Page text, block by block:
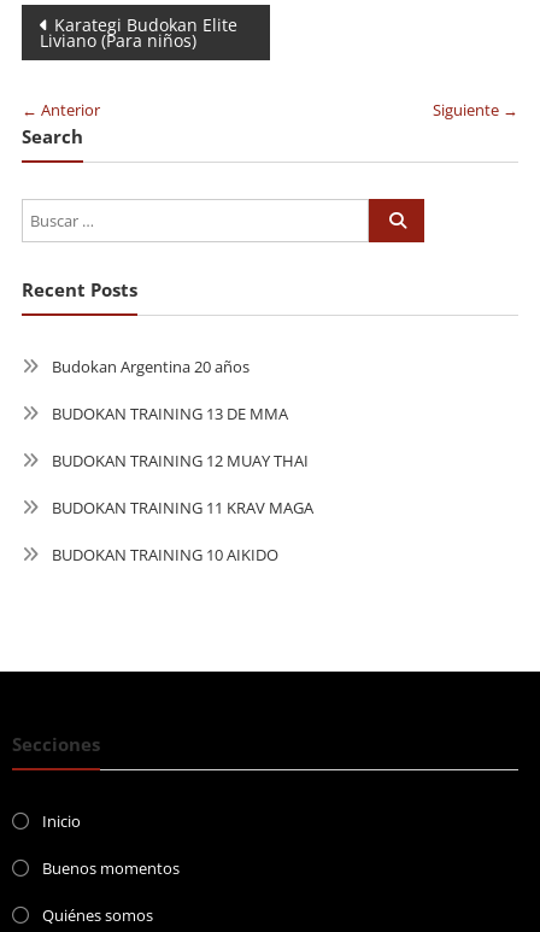
Navegación
de
entradas
Karategi Budokan Elite
Liviano (Para niños)
← Anterior Siguiente →
Search
Recent Posts
Budokan Argentina 20 años
BUDOKAN TRAINING 13 DE MMA
BUDOKAN TRAINING 12 MUAY THAI
BUDOKAN TRAINING 11 KRAV MAGA
BUDOKAN TRAINING 10 AIKIDO
Secciones
Inicio
Buenos momentos
Quiénes somos